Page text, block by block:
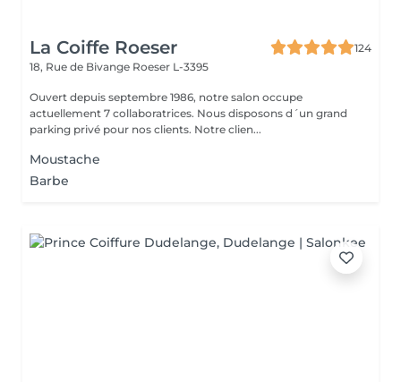
La Coiffe Roeser
124
18, Rue de Bivange Roeser L-3395
Ouvert depuis septembre 1986, notre salon occupe
actuellement 7 collaboratrices. Nous disposons d´un grand
parking privé pour nos clients. Notre clien...
Moustache
Barbe